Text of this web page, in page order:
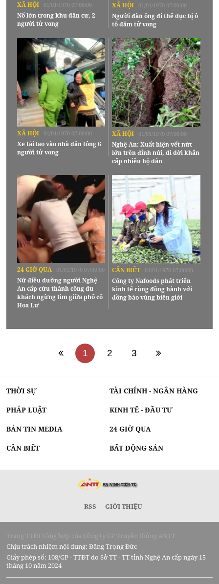
XÃ HỘI 01/01/1970 07:00:00
Nổ lớn trong khu dân cư, 2
người tử vong
XÃ HỘI 01/01/1970 07:00:00
Người đàn ông đi thể dục bị ô
tô đâm tử vong
XÃ HỘI 01/01/1970 07:00:00
Xe tải lao vào nhà dân tông 6
người tử vong
XÃ HỘI 01/01/1970 07:00:00
Nghệ An: Xuất hiện vết nứt
lớn trên đỉnh núi, di dời khẩn
cấp nhiều hộ dân
24 GIỜ QUA 01/01/1970 07:00:00
Nữ điều dưỡng người Nghệ
An cấp cứu thành công du
khách ngừng tim giữa phố cổ
Hoa Lư
CẦN BIẾT 01/01/1970 07:00:00
Công ty Nafoods phát triển
kinh tế cùng đồng hành với
đồng bào vùng biên giới
1 2 3
THỜI SỰ TÀI CHÍNH - NGÂN HÀNG
PHÁP LUẬT KINH TẾ - ĐẦU TƯ
BẢN TIN MEDIA 24 GIỜ QUA
CẦN BIẾT BẤT ĐỘNG SẢN
RSS GIỚI THIỆU
Trang TTĐT tổng hợp của Công ty CP Truyền thông ANTT
Chịu trách nhiệm nội dung: Đặng Trọng Đức
Giấy phép số: 108/GP - TTĐT do Sở TT - TT tỉnh Nghệ An cấp ngày 15
tháng 10 năm 2024